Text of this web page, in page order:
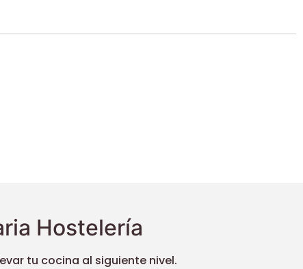
Hostelería
tu cocina al siguiente nivel.